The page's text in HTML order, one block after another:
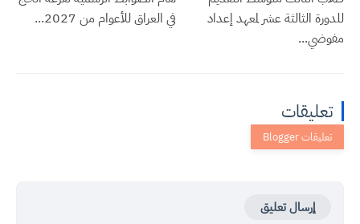
للدورة الثالثة عشر لمعهد إعداد
مفوضي...
في العراق للأعوام من 2027...
تعليقات
إرسال تعليق